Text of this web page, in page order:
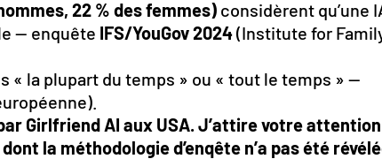
22 % des femmes) considèrent qu’une
— enquête IFS/YouGov 2024(Institute for
« la plupart du temps » ou « tout le temps » —
Girlfriend AI aux USA. J’attire votre
la méthodologie d’enqête n’a pas été